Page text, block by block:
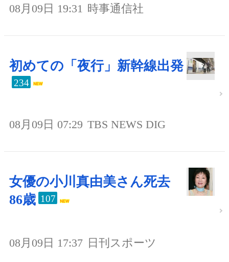
08月09日 19:31 時事通信社
初めての「夜行」新幹線出発
234
08月09日 07:29 TBS NEWS DIG
女優の小川真由美さん死去
86歳 107
08月09日 17:37 日刊スポーツ